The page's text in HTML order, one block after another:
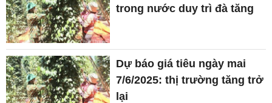
trong nước duy trì đà tăng
Dự báo giá tiêu ngày mai
7/6/2025: thị trường tăng trở
lại